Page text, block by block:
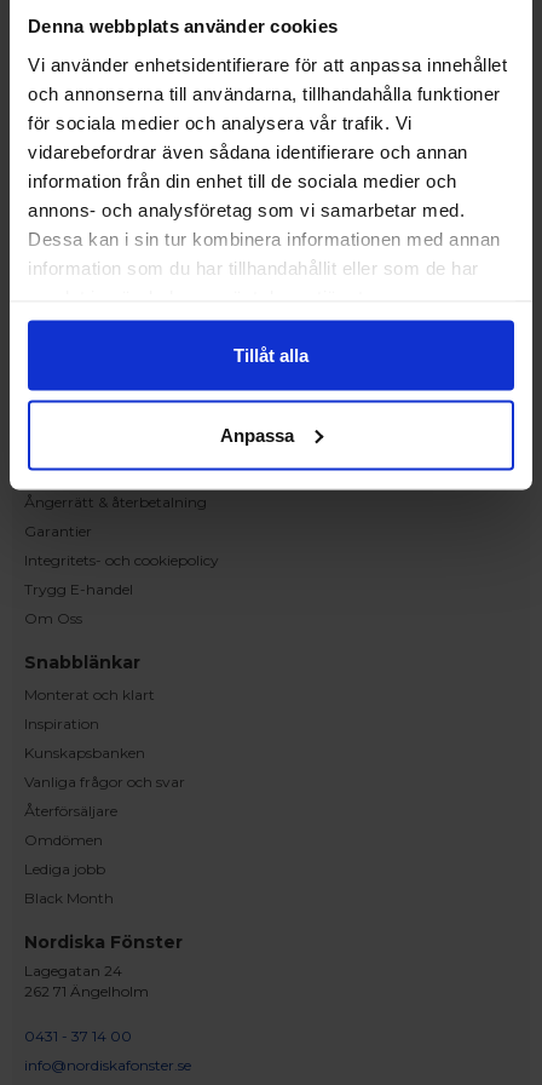
Denna webbplats använder cookies
Vi använder enhetsidentifierare för att anpassa innehållet
och annonserna till användarna, tillhandahålla funktioner
för sociala medier och analysera vår trafik. Vi
vidarebefordrar även sådana identifierare och annan
information från din enhet till de sociala medier och
annons- och analysföretag som vi samarbetar med.
Dessa kan i sin tur kombinera informationen med annan
information som du har tillhandahållit eller som de har
Tillåt alla
Anpassa
hos Victrix inredarna.
Ranhammarsvägen 20E
168 67 Bromma
Kundservice
Kontakta oss
Beställning och offert
Leverans
Reklamation
Monteringsanvisningar
Handla på Nordiska Fönster
Betalnings & leveransvillkor
Ångerrätt & återbetalning
Garantier
Integritets- och cookiepolicy
Trygg E-handel
Om Oss
Snabblänkar
Monterat och klart
Inspiration
Kunskapsbanken
Vanliga frågor och svar
Återförsäljare
Omdömen
Lediga jobb
Black Month
Nordiska Fönster
Lagegatan 24
262 71 Ängelholm
0431 - 37 14 00
info@nordiskafonster.se